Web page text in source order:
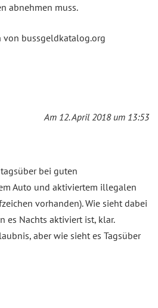
abnehmen muss.
von bussgeldkatalog.org
Am 12. April 2018 um 13:53
bei guten
Auto und aktiviertem illegalen
vorhanden). Wie sieht dabei
es Nachts aktiviert ist, klar.
aber wie sieht es Tagsüber